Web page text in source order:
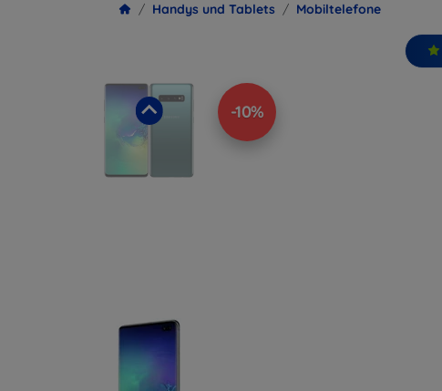
Handys und Tablets Mobiltelefone
-10%